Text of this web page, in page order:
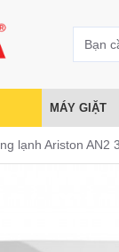
MÁY GIẶT
lạnh Ariston AN2